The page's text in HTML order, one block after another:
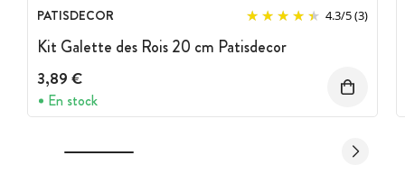
PATISDECOR 4.3/5(3)
Kit Galette des Rois 20 cm Patisdecor
3,89 €
En stock